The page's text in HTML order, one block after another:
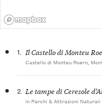
1. Il Castello di Monteu
Castello di Monteu Roero,
2. Le tampe di Ceresole
in Parchi & Attrazioni Naturali